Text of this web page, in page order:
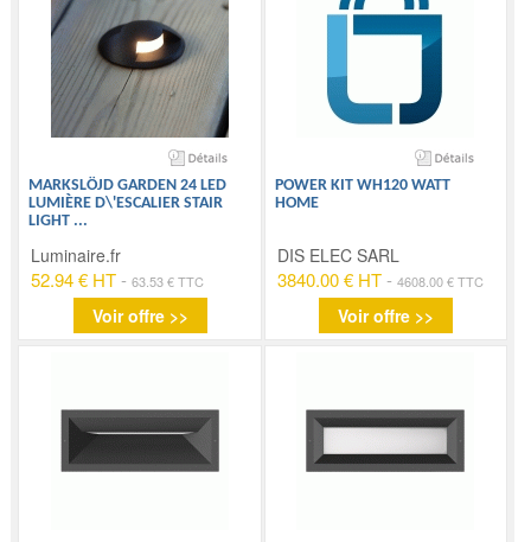
MARKSLÖJD GARDEN 24 LED
LUMIÈRE D\'ESCALIER STAIR
LIGHT ...
Luminaire.fr
52.94 € HT -63.53 € TTC
Voir offre >>
POWER KIT WH120 WATT
HOME
DIS ELEC SARL
3840.00 € HT- 4608.00 € TTC
Voir offre >>